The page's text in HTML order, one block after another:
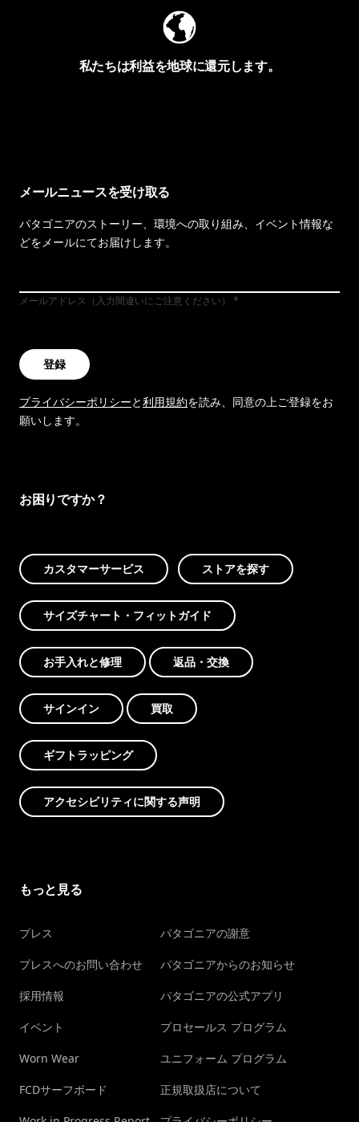
私たちは利益を地球に還元します。
メールニュースを受け取る
パタゴニアのストーリー、環境への取り組み、イベント情報な
どをメールにてお届けします。
メールアドレス（入力間違いにご注意ください）
登録
プライバシーポリシーと利用規約を読み、同意の上ご登録をお
願いします。
お困りですか？
カスタマーサービス ストアを探す
サイズチャート・フィットガイド
お手入れと修理 返品・交換
サインイン 買取
ギフトラッピング
アクセシビリティに関する声明
もっと見る
プレス
プレスへのお問い合わせ
採用情報
イベント
Worn Wear
FCDサーフボード
パタゴニアの謝意
パタゴニアからのお知らせ
パタゴニアの公式アプリ
プロセールス プログラム
ユニフォーム プログラム
正規取扱店について